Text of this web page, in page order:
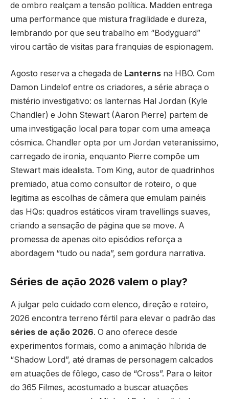
de ombro realçam a tensão política. Madden entrega
uma performance que mistura fragilidade e dureza,
lembrando por que seu trabalho em “Bodyguard”
virou cartão de visitas para franquias de espionagem.
Agosto reserva a chegada de Lanterns na HBO. Com
Damon Lindelof entre os criadores, a série abraça o
mistério investigativo: os lanternas Hal Jordan (Kyle
Chandler) e John Stewart (Aaron Pierre) partem de
uma investigação local para topar com uma ameaça
cósmica. Chandler opta por um Jordan veteraníssimo,
carregado de ironia, enquanto Pierre compõe um
Stewart mais idealista. Tom King, autor de quadrinhos
premiado, atua como consultor de roteiro, o que
legitima as escolhas de câmera que emulam painéis
das HQs: quadros estáticos viram travellings suaves,
criando a sensação de página que se move. A
promessa de apenas oito episódios reforça a
abordagem “tudo ou nada”, sem gordura narrativa.
Séries de ação 2026 valem o play?
A julgar pelo cuidado com elenco, direção e roteiro,
2026 encontra terreno fértil para elevar o padrão das
séries de ação 2026. O ano oferece desde
experimentos formais, como a animação híbrida de
“Shadow Lord”, até dramas de personagem calcados
em atuações de fôlego, caso de “Cross”. Para o leitor
do 365 Filmes, acostumado a buscar atuações